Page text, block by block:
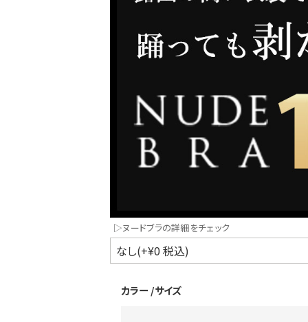
同一商品まとめ買いキャンペーン
▷ヌードブラの詳細をチェック
カラー サイズ